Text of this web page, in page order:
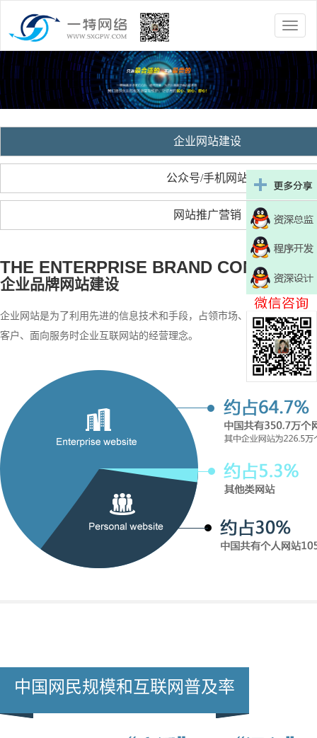
Toggle
企业网站建设
公众号/手机网站
网站推广营销
THE ENTERPRISE BRAND
企业品牌网站建设
企业网站是为了利用先进的信息技术和手段，占领市场、拓展市场，更
客户、面向服务时企业互联网站的经营理念。
中国网民规模和互联网普及率